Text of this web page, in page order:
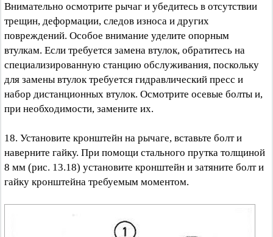
Внимательно осмотрите рычаг и убедитесь в отсутствии
трещин, деформации, следов износа и других
повреждений. Особое внимание уделите опорным
втулкам. Если требуется замена втулок, обратитесь на
специализированную станцию обслуживания, поскольку
для замены втулок требуется гидравлический пресс и
набор дистанционных втулок. Осмотрите осевые болты и,
при необходимости, замените их.
18. Установите кронштейн на рычаге, вставьте болт и
наверните гайку. При помощи стального прутка толщиной
8 мм (рис. 13.18) установите кронштейн и затяните болт и
гайку кронштейна требуемым моментом.